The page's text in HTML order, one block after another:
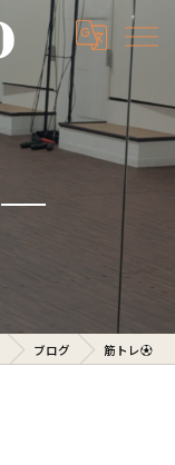
ブログ 筋トレ⚽️